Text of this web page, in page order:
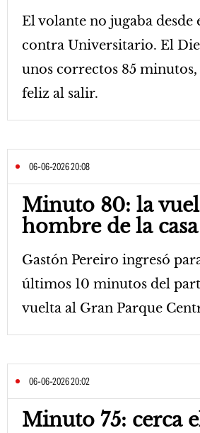
El volante no jugaba desde
contra Universitario. El
unos correctos 85 minutos,
feliz al salir.
06-06-2026 20:08
Minuto 80: la
hombre de la casa
Gastón Pereiro ingresó
últimos 10 minutos del
vuelta al Gran Parque
06-06-2026 20:02
Minuto 75: cerca